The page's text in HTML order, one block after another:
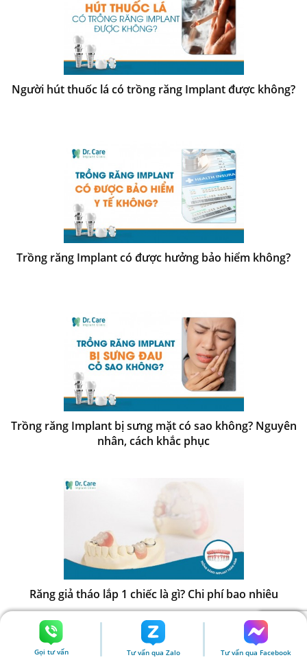
Người hút thuốc lá có trồng răng Implant được không?
Trồng răng Implant có được hưởng bảo hiểm không?
Trồng răng Implant bị sưng mặt có sao không? Nguyên
nhân, cách khắc phục
Răng giả tháo lắp 1 chiếc là gì? Chi phí bao nhiêu
Gọi tư vấn Tư vấn qua Zalo Tư vấn qua Facebook